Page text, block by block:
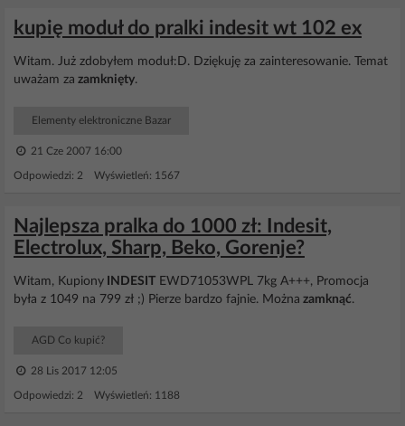
kupię moduł do pralki indesit wt 102 ex
Witam. Już zdobyłem moduł:D. Dziękuję za zainteresowanie. Temat
uważam za zamknięty.
Elementy elektroniczne Bazar
21 Cze 2007 16:00
Odpowiedzi: 2 Wyświetleń: 1567
Najlepsza pralka do 1000 zł: Indesit,
Electrolux, Sharp, Beko, Gorenje?
Witam, Kupiony INDESIT EWD71053WPL 7kg A+++, Promocja
była z 1049 na 799 zł ;) Pierze bardzo fajnie. Można zamknąć.
AGD Co kupić?
28 Lis 2017 12:05
Odpowiedzi: 2 Wyświetleń: 1188